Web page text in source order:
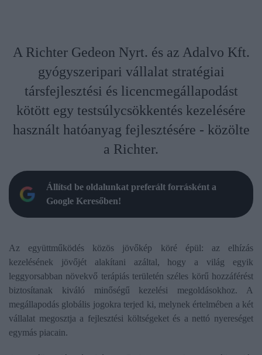
A Richter Gedeon Nyrt. és az Adalvo Kft.
gyógyszeripari vállalat stratégiai
társfejlesztési és licencmegállapodást
kötött egy testsúlycsökkentés kezelésére
használt hatóanyag fejlesztésére - közölte
a Richter.
Állítsd be oldalunkat preferált forrásként a
Google Keresőben!
Az együttműködés közös jövőkép köré épül: az elhízás
kezelésének jövőjét alakítani azáltal, hogy a világ egyik
leggyorsabban növekvő terápiás területén széles körű hozzáférést
biztosítanak kiváló minőségű kezelési megoldásokhoz. A
megállapodás globális jogokra terjed ki, melynek értelmében a két
vállalat megosztja a fejlesztési költségeket és a nettó nyereséget
egymás piacain.